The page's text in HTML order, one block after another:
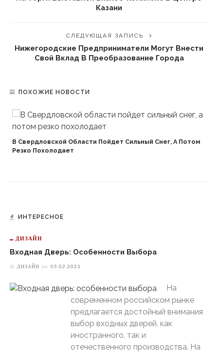
Казани
СЛЕДУЮЩАЯ ЗАПИСЬ
Нижегородские Предприниматели Могут Внести
Свой Вклад В Преобразование Города
ПОХОЖИЕ НОВОСТИ
В Свердловской Области Пойдет Сильный Снег, А Потом
Резко Похолодает
ИНТЕРЕСНОЕ
ДИЗАЙН
Входная Дверь: Особенности Выбора
ДИЗАЙН on 05.02.2021
На
современном российском рынке
предлагается достойный внимания
выбор входных дверей, как
иностранного, так и
отечественного производства. На